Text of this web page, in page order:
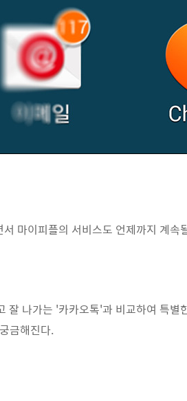
마이피플의 서비스도 언제까지 계속
잘 나가는 '카카오톡'과 비교하여 특
금해진다.